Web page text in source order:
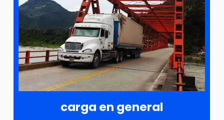
carga en general